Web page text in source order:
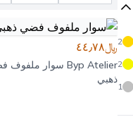
2
2
1
﷼٤٤٫٧٨
Byp Atelier سوار ملفوف
ذهبي